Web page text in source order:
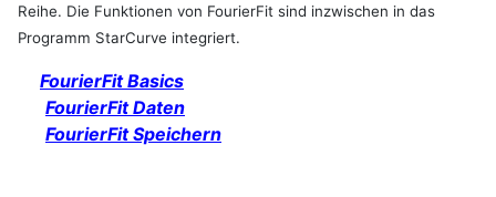
Reihe. Die Funktionen von FourierFit sind inzwischen in das
Programm StarCurve integriert.
FourierFit Basics
FourierFit Daten
FourierFit Speichern